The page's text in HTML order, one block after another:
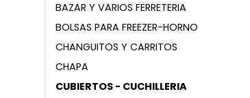
BAZAR Y VARIOS FERRETERIA
BOLSAS PARA FREEZER-HORNO
CHANGUITOS Y CARRITOS
CHAPA
CUBIERTOS - CUCHILLERIA